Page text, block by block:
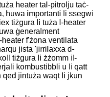
heater tal-pitrolju taċ-
huwa importanti li ssegwi
tiżgura li tuża l-heater
ġeneralment
f'żona ventilata
jista 'jirrilaxxa d-
tiżgura li żżomm il-
kombustibbli u li qatt
qed jintuża waqt li jkun